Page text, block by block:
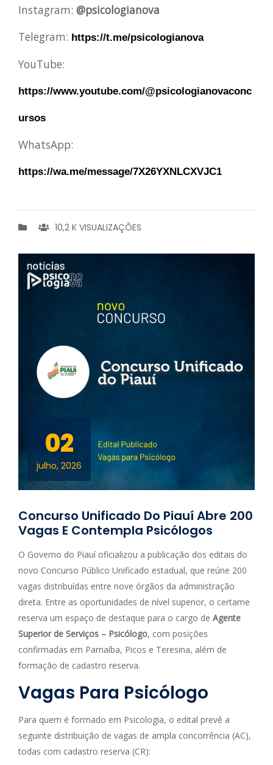
Instagram: @psicologianova
Telegram: https://t.me/psicologianova
YouTube:
https://www.youtube.com/@psicologianovaconc
ursos
WhatsApp:
https://wa.me/message/7X26YXNLCXVJC1
10,2 K VISUALIZAÇÕES
02
julho, 2026
Concurso Unificado Do Piauí Abre 200
Vagas E Contempla Psicólogos
O Governo do Piauí oficializou a publicação dos editais do
novo Concurso Público Unificado estadual, que reúne 200
vagas distribuídas entre nove órgãos da administração
direta. Entre as oportunidades de nível superior, o certame
reserva um espaço de destaque para o cargo de Agente
Superior de Serviços – Psicólogo, com posições
confirmadas em Parnaíba, Picos e Teresina, além de
formação de cadastro reserva.
Vagas Para Psicólogo
Para quem é formado em Psicologia, o edital prevê a
seguinte distribuição de vagas de ampla concorrência (AC),
todas com cadastro reserva (CR):